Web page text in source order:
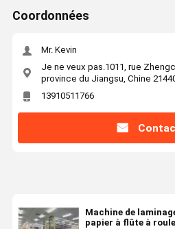
Coordonnées
Mr. Kevin
Je ne veux pas.1011, rue
province du Jiangsu, Chine
13910511766
Machine de
papier à flûte à